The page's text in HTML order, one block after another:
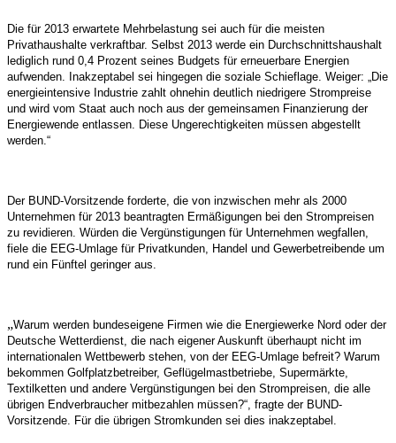
Die für 2013 erwartete Mehrbelastung sei auch für die meisten
Privathaushalte verkraftbar. Selbst 2013 werde ein Durchschnittshaushalt
lediglich rund 0,4 Prozent seines Budgets für erneuerbare Energien
aufwenden. Inakzeptabel sei hingegen die soziale Schieflage. Weiger: „Die
energieintensive Industrie zahlt ohnehin deutlich niedrigere Strompreise
und wird vom Staat auch noch aus der gemeinsamen Finanzierung der
Energiewende entlassen. Diese Ungerechtigkeiten müssen abgestellt
werden.“
Der BUND-Vorsitzende forderte, die von inzwischen mehr als 2000
Unternehmen für 2013 beantragten Ermäßigungen bei den Strompreisen
zu revidieren. Würden die Vergünstigungen für Unternehmen wegfallen,
fiele die EEG-Umlage für Privatkunden, Handel und Gewerbetreibende um
rund ein Fünftel geringer aus.
„Warum werden bundeseigene Firmen wie die Energiewerke Nord oder der
Deutsche Wetterdienst, die nach eigener Auskunft überhaupt nicht im
internationalen Wettbewerb stehen, von der EEG-Umlage befreit? Warum
bekommen Golfplatzbetreiber, Geflügelmastbetriebe, Supermärkte,
Textilketten und andere Vergünstigungen bei den Strompreisen, die alle
übrigen Endverbraucher mitbezahlen müssen?“, fragte der BUND-
Vorsitzende. Für die übrigen Stromkunden sei dies inakzeptabel.